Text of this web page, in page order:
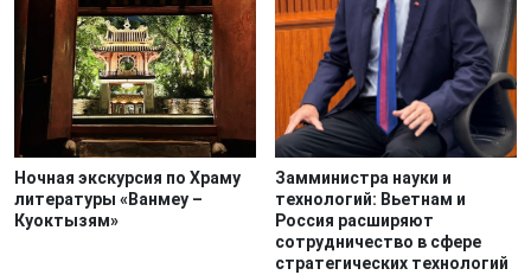
Ночная экскурсия по Храму
литературы «Ванмеу –
Куоктызям»
Замминистра науки и
технологий: Вьетнам и
Россия расширяют
сотрудничество в сфере
стратегических технологий